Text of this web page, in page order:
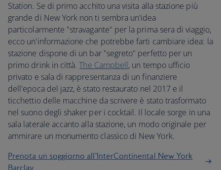
Station. Se di primo acchito una visita alla stazione più
grande di New York non ti sembra un'idea
particolarmente "stravagante" per la prima sera di viaggio,
ecco un'informazione che potrebbe farti cambiare idea: la
stazione dispone di un bar "segreto" perfetto per un
primo drink in città.The Campbell, un tempo ufficio
privato e sala di rappresentanza di un finanziere
dell'epoca del jazz, è stato restaurato nel 2017 e il
ticchettio delle macchine da scrivere è stato trasformato
nel suono degli shaker per i cocktail. Il locale sorge in una
sala laterale accanto alla stazione, un modo originale per
ammirare un monumento classico di New York.
Prenota un soggiorno all'InterContinental New York
Barclay